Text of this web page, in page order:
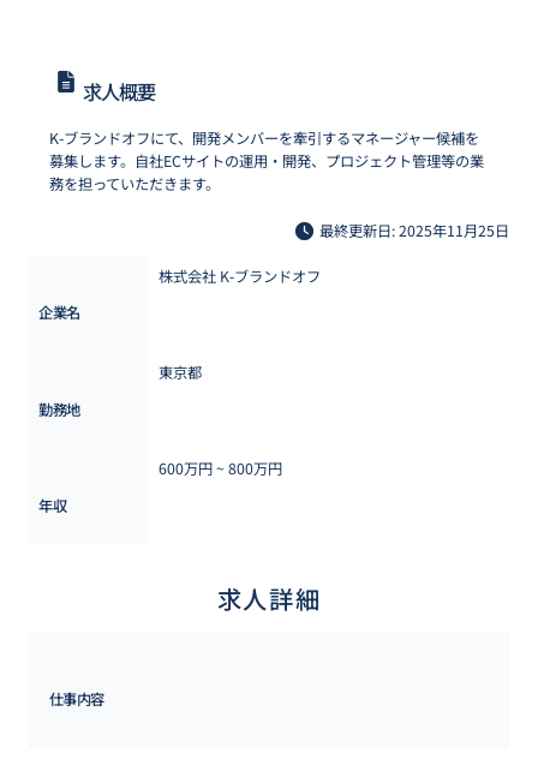
求人概要
K-ブランドオフにて、開発メンバーを牽引するマネージャー候補を
募集します。自社ECサイトの運用・開発、プロジェクト管理等の業
務を担っていただきます。
最終更新日: 2025年11月25日
企業名
株式会社 K-ブランドオフ
勤務地
東京都
年収
600万円 ~ 800万円
求人詳細
仕事内容